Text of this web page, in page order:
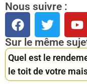
Nous suivre :
Sur le même
Quel est le
le toit de votre